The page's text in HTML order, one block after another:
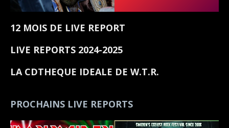
12 MOIS DE LIVE REPORT
LIVE REPORTS 2024-2025
LA CDTHEQUE IDEALE DE W.T.R.
PROCHAINS LIVE REPORTS